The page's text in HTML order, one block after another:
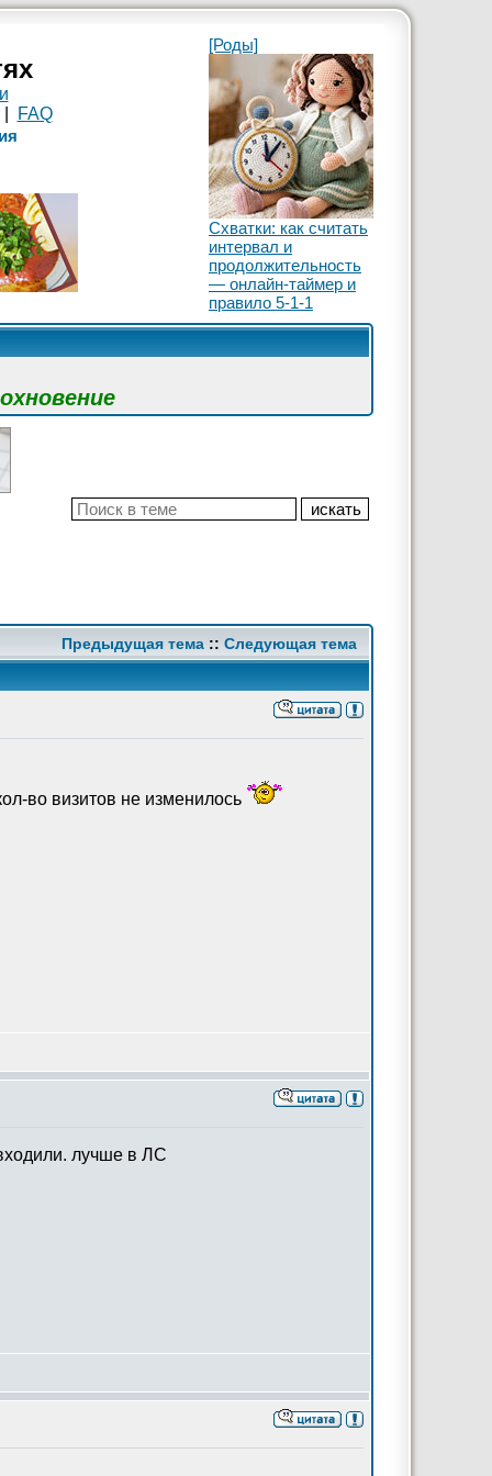
FAQ
[Роды]
Схватки: как считать
интервал и
продолжительность
— онлайн-таймер и
правило 5-1-1
Предыдущая тема :: Следующая тема
во визитов не изменилось
лучше в ЛС